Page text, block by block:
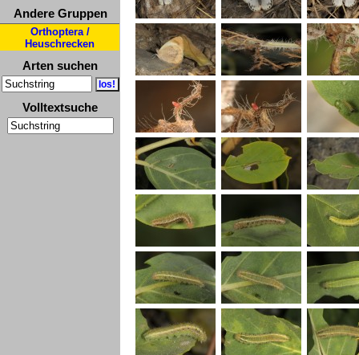
Andere Gruppen
Orthoptera /
Heuschrecken
Arten suchen
Volltextsuche